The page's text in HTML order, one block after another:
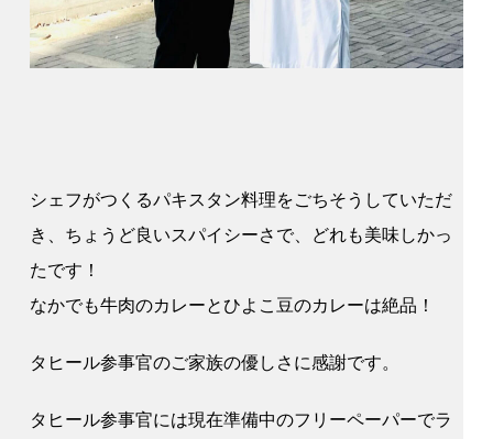
シェフがつくるパキスタン料理をごちそうしていただ
き、ちょうど良いスパイシーさで、どれも美味しかっ
たです！
なかでも牛肉のカレーとひよこ豆のカレーは絶品！
タヒール参事官のご家族の優しさに感謝です。
タヒール参事官には現在準備中のフリーペーパーでラ